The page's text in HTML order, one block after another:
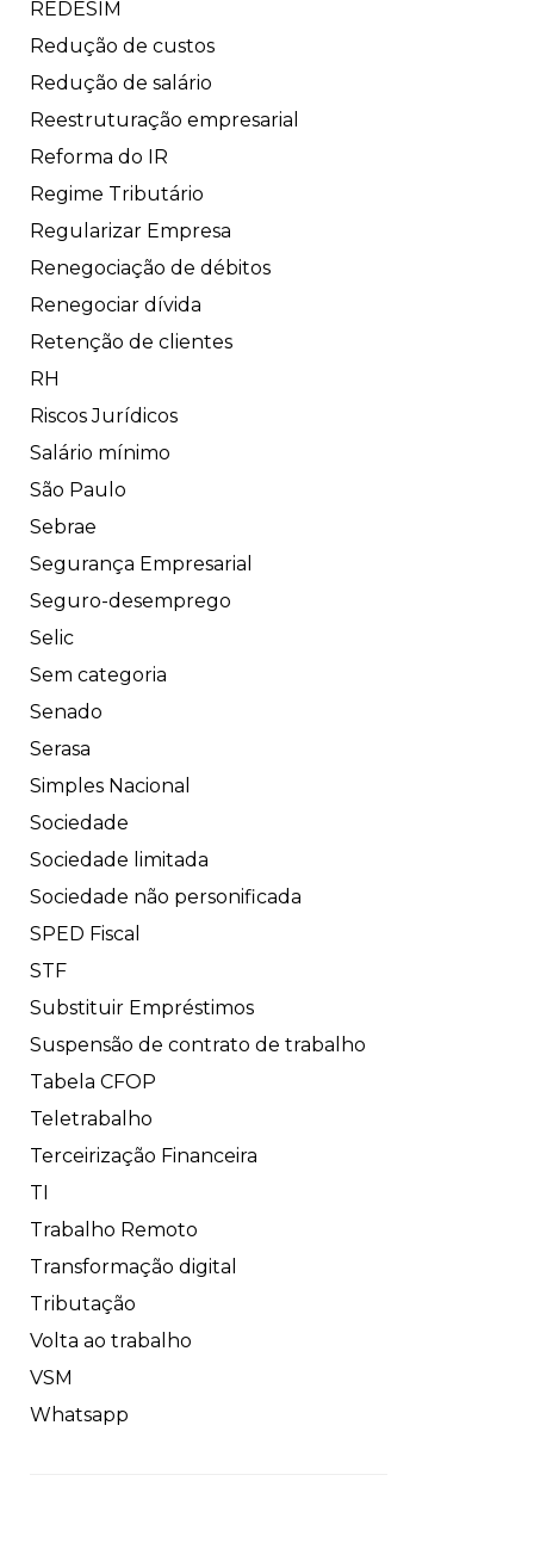
REDESIM
Redução de custos
Redução de salário
Reestruturação empresarial
Reforma do IR
Regime Tributário
Regularizar Empresa
Renegociação de débitos
Renegociar dívida
Retenção de clientes
RH
Riscos Jurídicos
Salário mínimo
São Paulo
Sebrae
Segurança Empresarial
Seguro-desemprego
Selic
Sem categoria
Senado
Serasa
Simples Nacional
Sociedade
Sociedade limitada
Sociedade não personificada
SPED Fiscal
STF
Substituir Empréstimos
Suspensão de contrato de trabalho
Tabela CFOP
Teletrabalho
Terceirização Financeira
TI
Trabalho Remoto
Transformação digital
Tributação
Volta ao trabalho
VSM
Whatsapp